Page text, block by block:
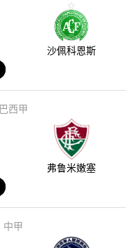
沙佩科恩斯
巴西甲
弗鲁米嫩塞
中甲